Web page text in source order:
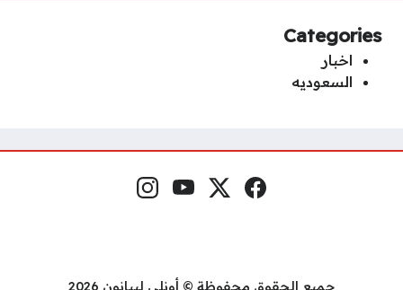
Categories
اخبار
السعوديه
مواقع التواصل فيسبوكمنصة إكس
يوتيوبإنستغرام
جميع الحقوق محفوظة © أونلي ليبانون 2026